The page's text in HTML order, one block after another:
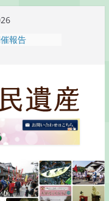
報告
れます
し開催のお
らせ